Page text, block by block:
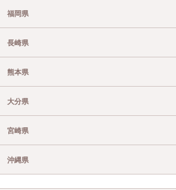
福岡県
長崎県
熊本県
大分県
宮崎県
沖縄県